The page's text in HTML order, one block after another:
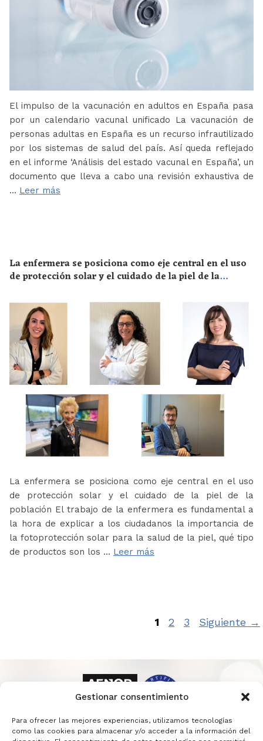
Gestionar consentimiento
Para ofrecer las mejores experiencias, utilizamos tecnologías
como las cookies para almacenar y/o acceder a la información del
El impulso de la vacunación en adultos en España pasa
por un calendario vacunal unificado La vacunación de
personas adultas en España es un recurso infrautilizado
por los sistemas de salud del país. Así queda reflejado
en el informe ‘Análisis del estado vacunal en España’, un
documento que lleva a cabo una revisión exhaustiva de
… Leer más
La enfermera se posiciona como eje central en el uso
de protección solar y el cuidado de la piel de la
La enfermera se posiciona como eje central en el uso
de protección solar y el cuidado de la piel de la
población El trabajo de la enfermera es fundamental a
la hora de explicar a los ciudadanos la importancia de
la fotoprotección solar para la salud de la piel, qué tipo
de productos son los … Leer más
Página
1 Página
2 Página
3 Siguiente →